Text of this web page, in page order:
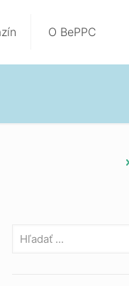
O BePPC